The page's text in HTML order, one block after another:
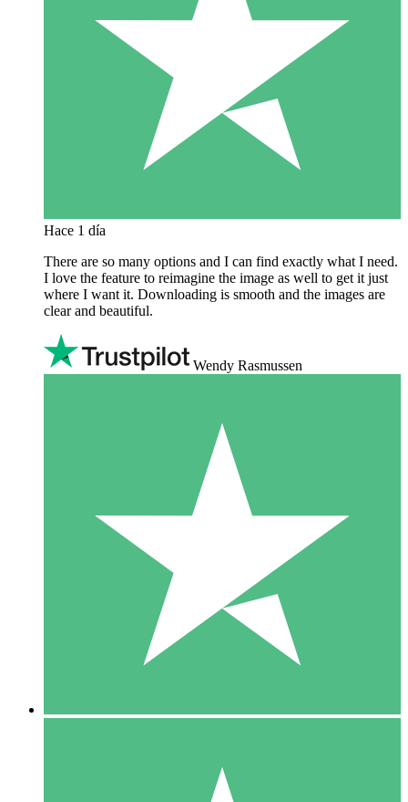
Hace 1 día
There are so many options and I can find exactly what I need.
I love the feature to reimagine the image as well to get it just
where I want it. Downloading is smooth and the images are
clear and beautiful.
Wendy Rasmussen